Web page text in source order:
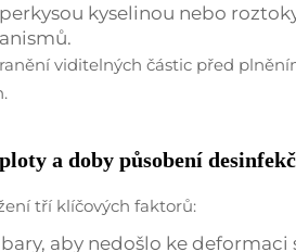
perkysou kyselinou nebo
viditelných částic před
a doby působení
tří klíčových faktorů:
aby nedošlo ke deformaci